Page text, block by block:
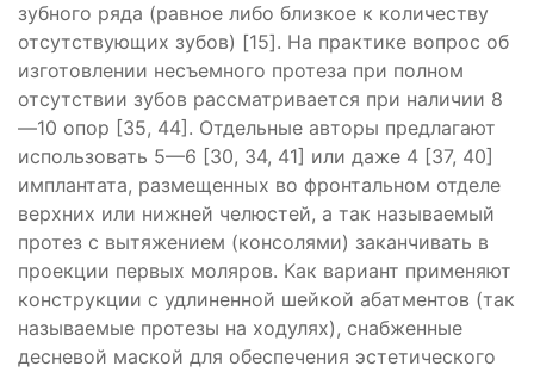
зубного ряда (равное либо близкое к количеству
отсутствующих зубов) [15]. На практике вопрос об
изготовлении несъемного протеза при полном
отсутствии зубов рассматривается при наличии 8
—10 опор [35, 44]. Отдельные авторы предлагают
использовать 5—6 [30, 34, 41] или даже 4 [37, 40]
имплантата, размещенных во фронтальном отделе
верхних или нижней челюстей, а так называемый
протез с вытяжением (консолями) заканчивать в
проекции первых моляров. Как вариант применяют
конструкции с удлиненной шейкой абатментов (так
называемые протезы на ходулях), снабженные
десневой маской для обеспечения эстетического